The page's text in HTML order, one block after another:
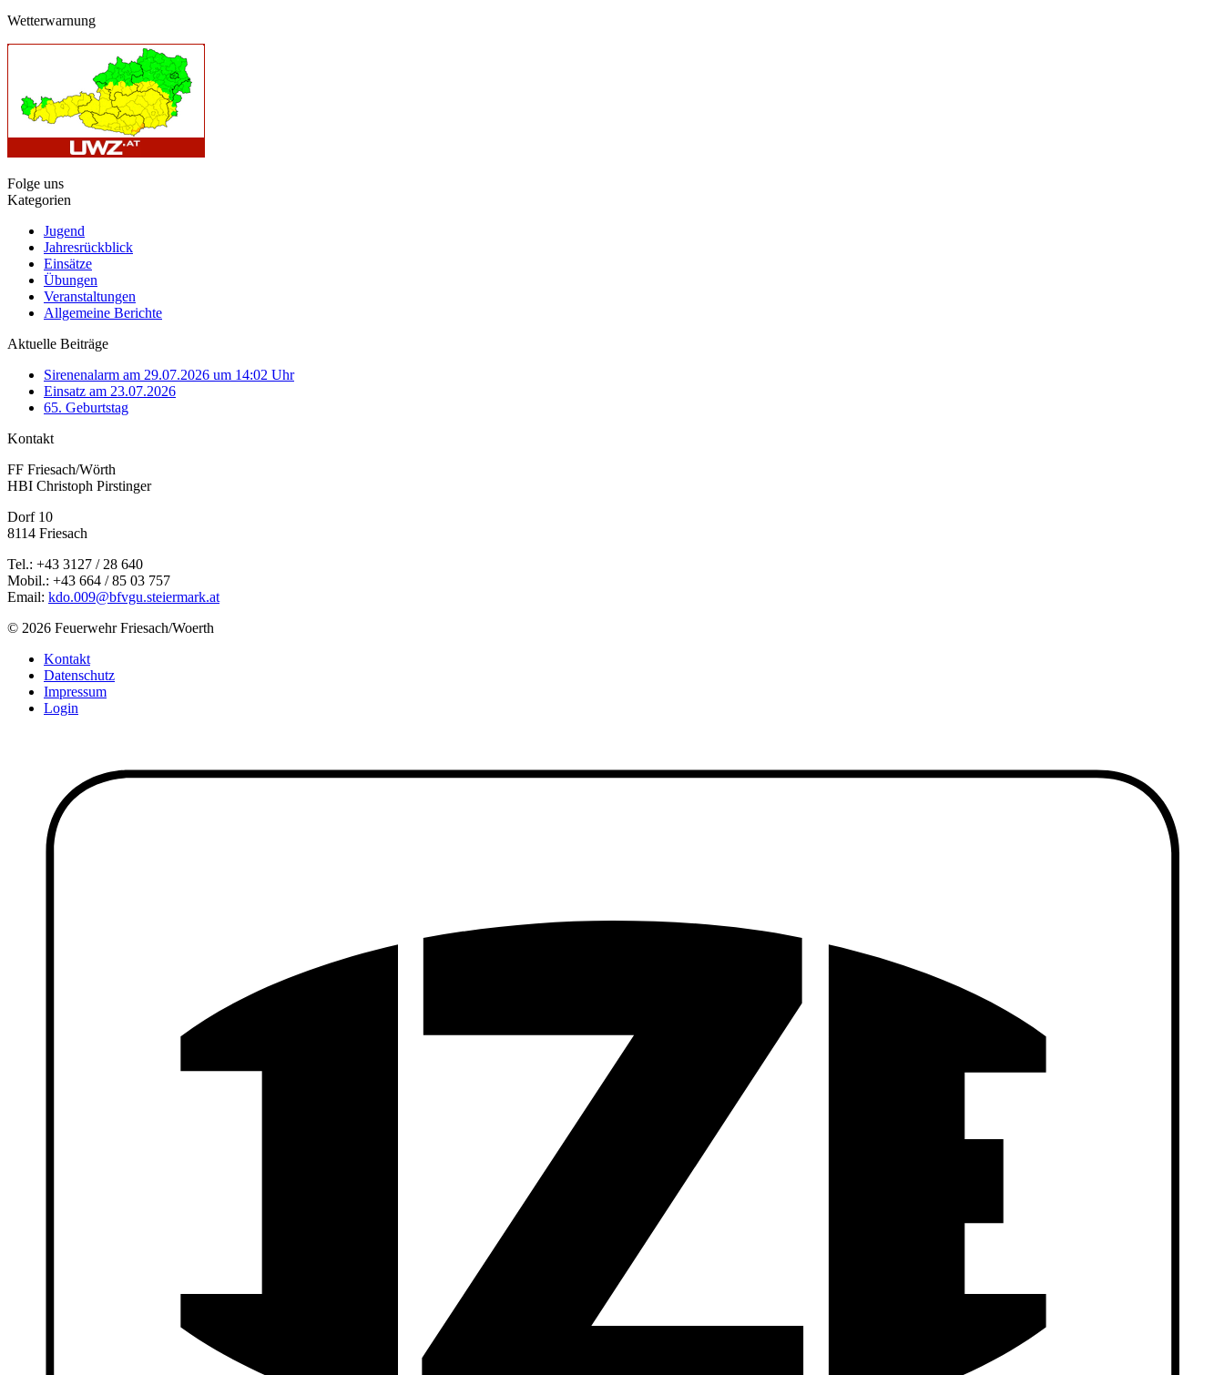
Wetterwarnung
Folge uns
Kategorien
Jugend
Jahresrückblick
Einsätze
Übungen
Veranstaltungen
Allgemeine Berichte
Aktuelle Beiträge
Sirenenalarm am 29.07.2026 um 14:02 Uhr
Einsatz am 23.07.2026
65. Geburtstag
Kontakt
FF Friesach/Wörth
HBI Christoph Pirstinger
Dorf 10
8114 Friesach
Tel.: +43 3127 / 28 640
Mobil.: +43 664 / 85 03 757
Email: kdo.009@bfvgu.steiermark.at
© 2026 Feuerwehr Friesach/Woerth
Kontakt
Datenschutz
Impressum
Login